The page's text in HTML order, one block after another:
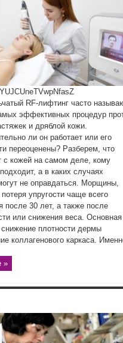
RF-лифтинг часто
эффективных процедур
и дряблой кожи.
ли он работает или его
переоценены? Разберем, что
с кожей на самом деле, кому
а в каких случаях
не оправдаться. Морщины,
упругости чаще всего
после 30 лет, а также после
или снижения веса. Основная
плотности дермы
коллагенового каркаса.
»